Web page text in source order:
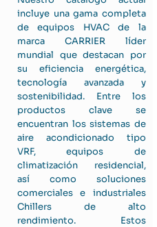
incluye una gama completa
de equipos HVAC de la
marca CARRIER líder
mundial que destacan por
su eficiencia energética,
tecnología avanzada y
sostenibilidad. Entre los
productos clave se
encuentran los sistemas de
aire acondicionado tipo
VRF, equipos de
climatización residencial,
así como soluciones
comerciales e industriales
Chillers de alto
rendimiento. Estos